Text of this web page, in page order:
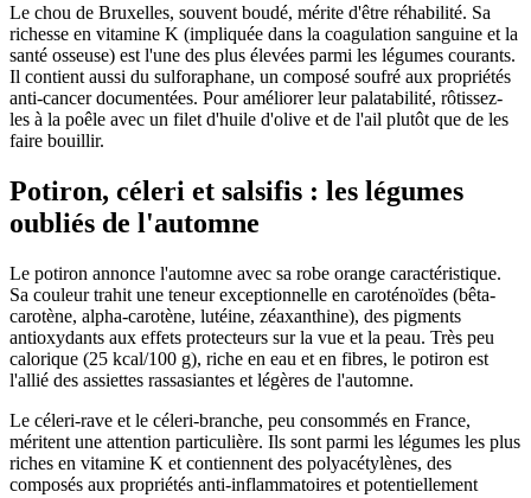
Le chou de Bruxelles, souvent boudé, mérite d'être réhabilité. Sa
richesse en vitamine K (impliquée dans la coagulation sanguine et la
santé osseuse) est l'une des plus élevées parmi les légumes courants.
Il contient aussi du sulforaphane, un composé soufré aux propriétés
anti-cancer documentées. Pour améliorer leur palatabilité, rôtissez-
les à la poêle avec un filet d'huile d'olive et de l'ail plutôt que de les
faire bouillir.
Potiron, céleri et salsifis : les légumes
oubliés de l'automne
Le potiron annonce l'automne avec sa robe orange caractéristique.
Sa couleur trahit une teneur exceptionnelle en caroténoïdes (bêta-
carotène, alpha-carotène, lutéine, zéaxanthine), des pigments
antioxydants aux effets protecteurs sur la vue et la peau. Très peu
calorique (25 kcal/100 g), riche en eau et en fibres, le potiron est
l'allié des assiettes rassasiantes et légères de l'automne.
Le céleri-rave et le céleri-branche, peu consommés en France,
méritent une attention particulière. Ils sont parmi les légumes les plus
riches en vitamine K et contiennent des polyacétylènes, des
composés aux propriétés anti-inflammatoires et potentiellement